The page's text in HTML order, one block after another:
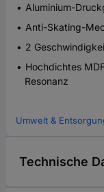
Aluminium-
Anti-Skating-
2
Hochdichtes
Resonanz
Umwelt &
Technische